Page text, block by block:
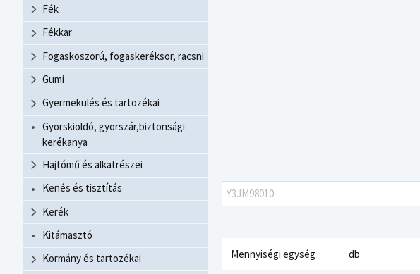
Fék
Fékkar
Fogaskoszorú, fogaskeréksor, racsni
Gumi
Gyermekülés és tartozékai
Gyorskioldó, gyorszár,biztonsági
kerékanya
Hajtómű és alkatrészei
Kenés és tisztítás
Kerék
Kitámasztó
Kormány és tartozékai
Y3JM98010
Mennyiségi egység db